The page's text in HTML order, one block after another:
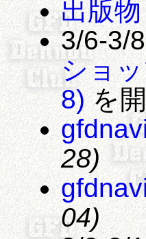
出版物
3/6-3/
ショ
8)を
28)
04)